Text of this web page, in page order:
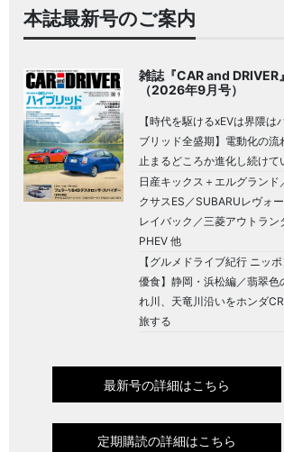
本誌最新号のご案内
雑誌『CAR and DRIVER』
（2026年9月号）
【時代を駆けるxEVは界隈は
ブリッド全盛期】電動化の流
止まるどころか進化し続けて
日産キックス＋エルグランド
クサスES／SUBARUレヴォー
レイバック／三菱アウトラン
PHEV 他
【グルメドライブ紀行 ニッ
優食】静岡・浜松編／翡翠色
れ川、天竜川沿いをホンダ
旅する
最新号の詳細はこちら
定期購読の詳細はこちら